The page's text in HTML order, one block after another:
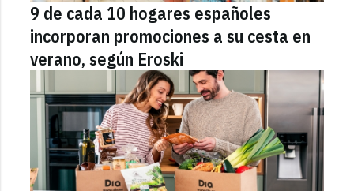
9 de cada 10 hogares españoles
incorporan promociones a su cesta en
verano, según Eroski